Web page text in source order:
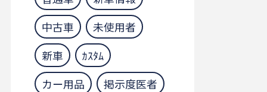
中古車
未使用者
新車
ｶｽﾀﾑ
カー用品
掲示度医者